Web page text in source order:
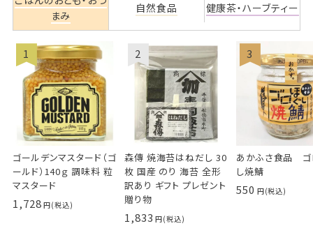
まみ
自然食品 健康茶・ハーブティー
ゴールデンマスタード（ゴ
ールド）140ｇ 調味料 粒
マスタード
1,728
森傳 焼海苔はねだし 30
枚 国産 のり 海苔 全形
訳あり ギフト プレゼント
贈り物
1,833
あかふさ食品 ゴ
し焼鯖
550